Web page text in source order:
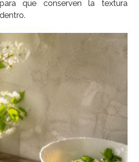
que conserven la textura